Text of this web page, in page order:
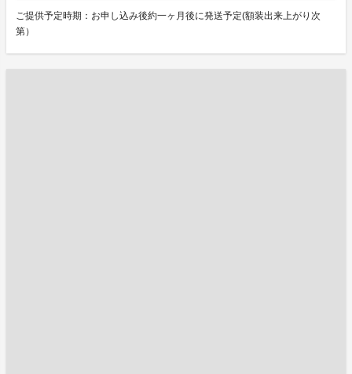
ご提供予定時期：お申し込み後約一ヶ月後に発送予定(額装出来上がり次
第）